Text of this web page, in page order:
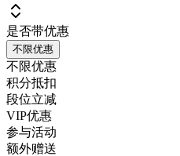
是否带优惠
不限优惠
不限优惠
积分抵扣
段位立减
VIP优惠
参与活动
额外赠送